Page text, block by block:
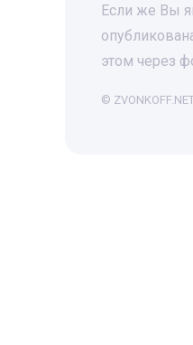
Если же Вы
этом через
©